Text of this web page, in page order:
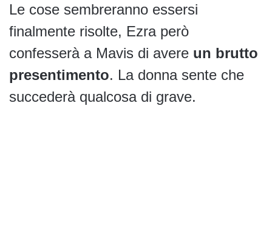
Le cose sembreranno essersi
finalmente risolte, Ezra però
confesserà a Mavis di avere un brutto
presentimento. La donna sente che
succederà qualcosa di grave.